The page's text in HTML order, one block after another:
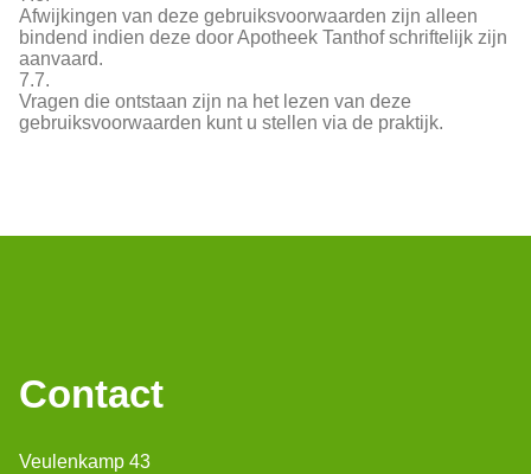
Afwijkingen van deze gebruiksvoorwaarden zijn alleen
bindend indien deze door Apotheek Tanthof schriftelijk zijn
aanvaard.
7.7.
Vragen die ontstaan zijn na het lezen van deze
gebruiksvoorwaarden kunt u stellen via de praktijk.
Contact
Veulenkamp 43